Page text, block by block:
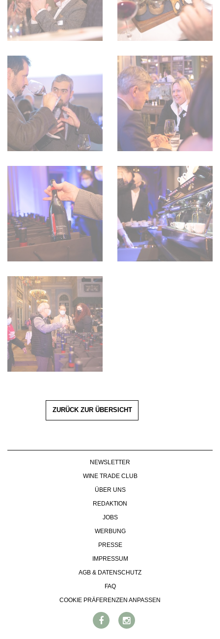
ZURÜCK ZUR ÜBERSICHT
NEWSLETTER
WINE TRADE CLUB
ÜBER UNS
REDAKTION
JOBS
WERBUNG
PRESSE
IMPRESSUM
AGB & DATENSCHUTZ
FAQ
COOKIE PRÄFERENZEN ANPASSEN